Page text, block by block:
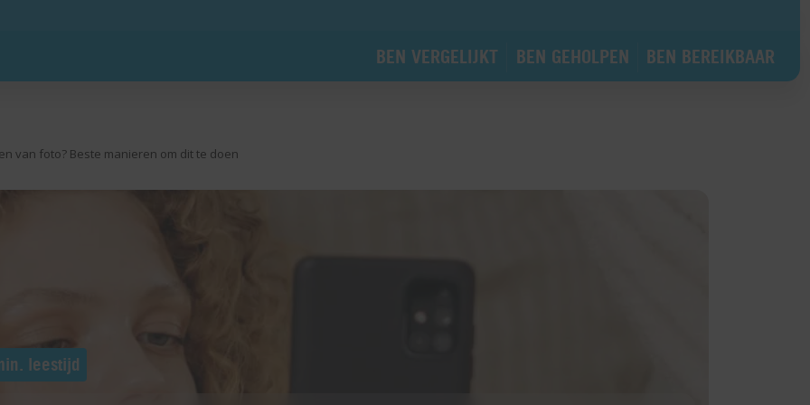
BEN VERGELIJKT BEN GEHOLPEN BEN BEREIKBAAR
van foto? Beste manieren om dit te doen
leestijd